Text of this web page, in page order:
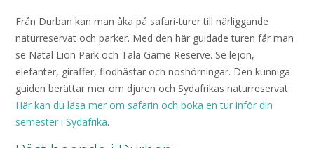
Från Durban kan man åka på safari-turer till närliggande
naturreservat och parker. Med den här guidade turen får man
se Natal Lion Park och Tala Game Reserve. Se lejon,
elefanter, giraffer, flodhästar och noshörningar. Den kunniga
guiden berättar mer om djuren och Sydafrikas naturreservat.
Här kan du läsa mer om safarin och boka en tur inför din
semester i Sydafrika.